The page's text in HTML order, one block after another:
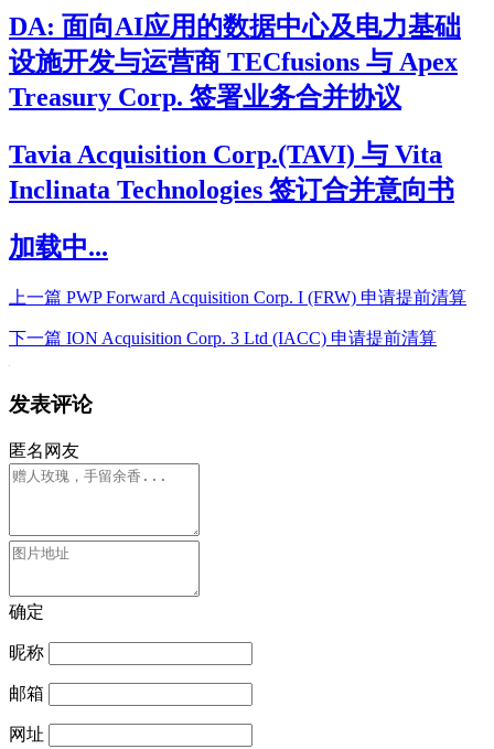
DA: 面向AI应用的数据中心及电力基础
设施开发与运营商 TECfusions 与 Apex
Treasury Corp. 签署业务合并协议
Tavia Acquisition Corp.(TAVI) 与 Vita
Inclinata Technologies 签订合并意向书
加载中...
上一篇 PWP Forward Acquisition Corp. I (FRW) 申请提前清算
下一篇 ION Acquisition Corp. 3 Ltd (IACC) 申请提前清算
发表评论
匿名网友
确定
昵称
邮箱
网址